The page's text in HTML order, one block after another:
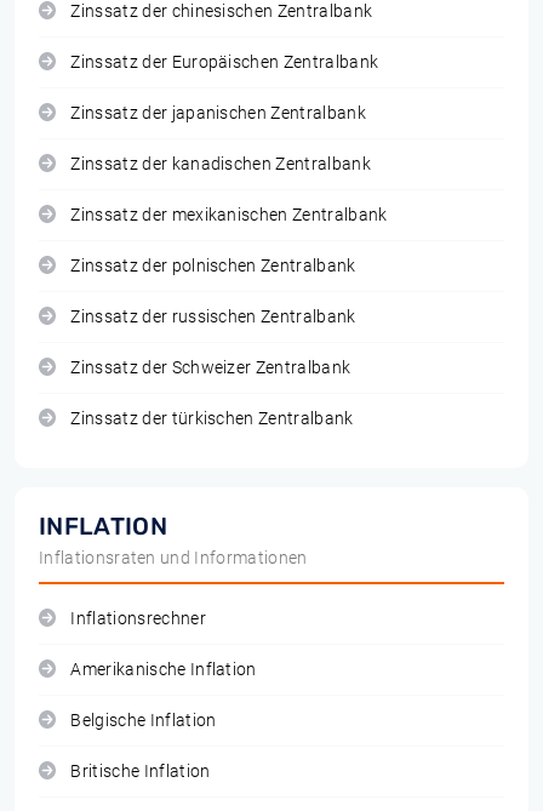
Zinssatz der chinesischen Zentralbank
Zinssatz der Europäischen Zentralbank
Zinssatz der japanischen Zentralbank
Zinssatz der kanadischen Zentralbank
Zinssatz der mexikanischen Zentralbank
Zinssatz der polnischen Zentralbank
Zinssatz der russischen Zentralbank
Zinssatz der Schweizer Zentralbank
Zinssatz der türkischen Zentralbank
INFLATION
Inflationsraten und Informationen
Inflationsrechner
Amerikanische Inflation
Belgische Inflation
Britische Inflation